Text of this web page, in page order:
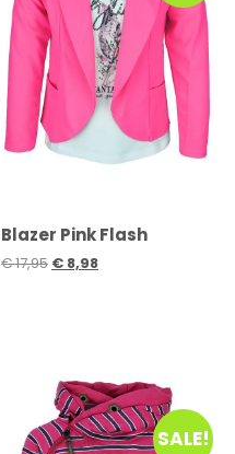
Blazer Pink Flash
€17,95 € 8,98
SALE!